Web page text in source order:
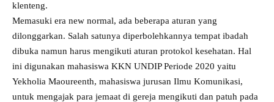
klenteng.
Memasuki era new normal, ada beberapa aturan yang
dilonggarkan. Salah satunya diperbolehkannya tempat ibadah
dibuka namun harus mengikuti aturan protokol kesehatan. Hal
ini digunakan mahasiswa KKN UNDIP Periode 2020 yaitu
Yekholia Maoureenth, mahasiswa jurusan Ilmu Komunikasi,
untuk mengajak para jemaat di gereja mengikuti dan patuh pada